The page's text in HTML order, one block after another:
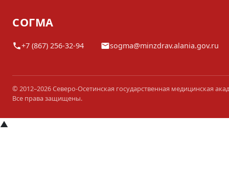
СОГМА
+7 (867) 256-32-94 sogma@minzdrav.alania.gov.ru
© 2012–2026 Северо-Осетинская государственная медицинская
Все права защищены.
▲